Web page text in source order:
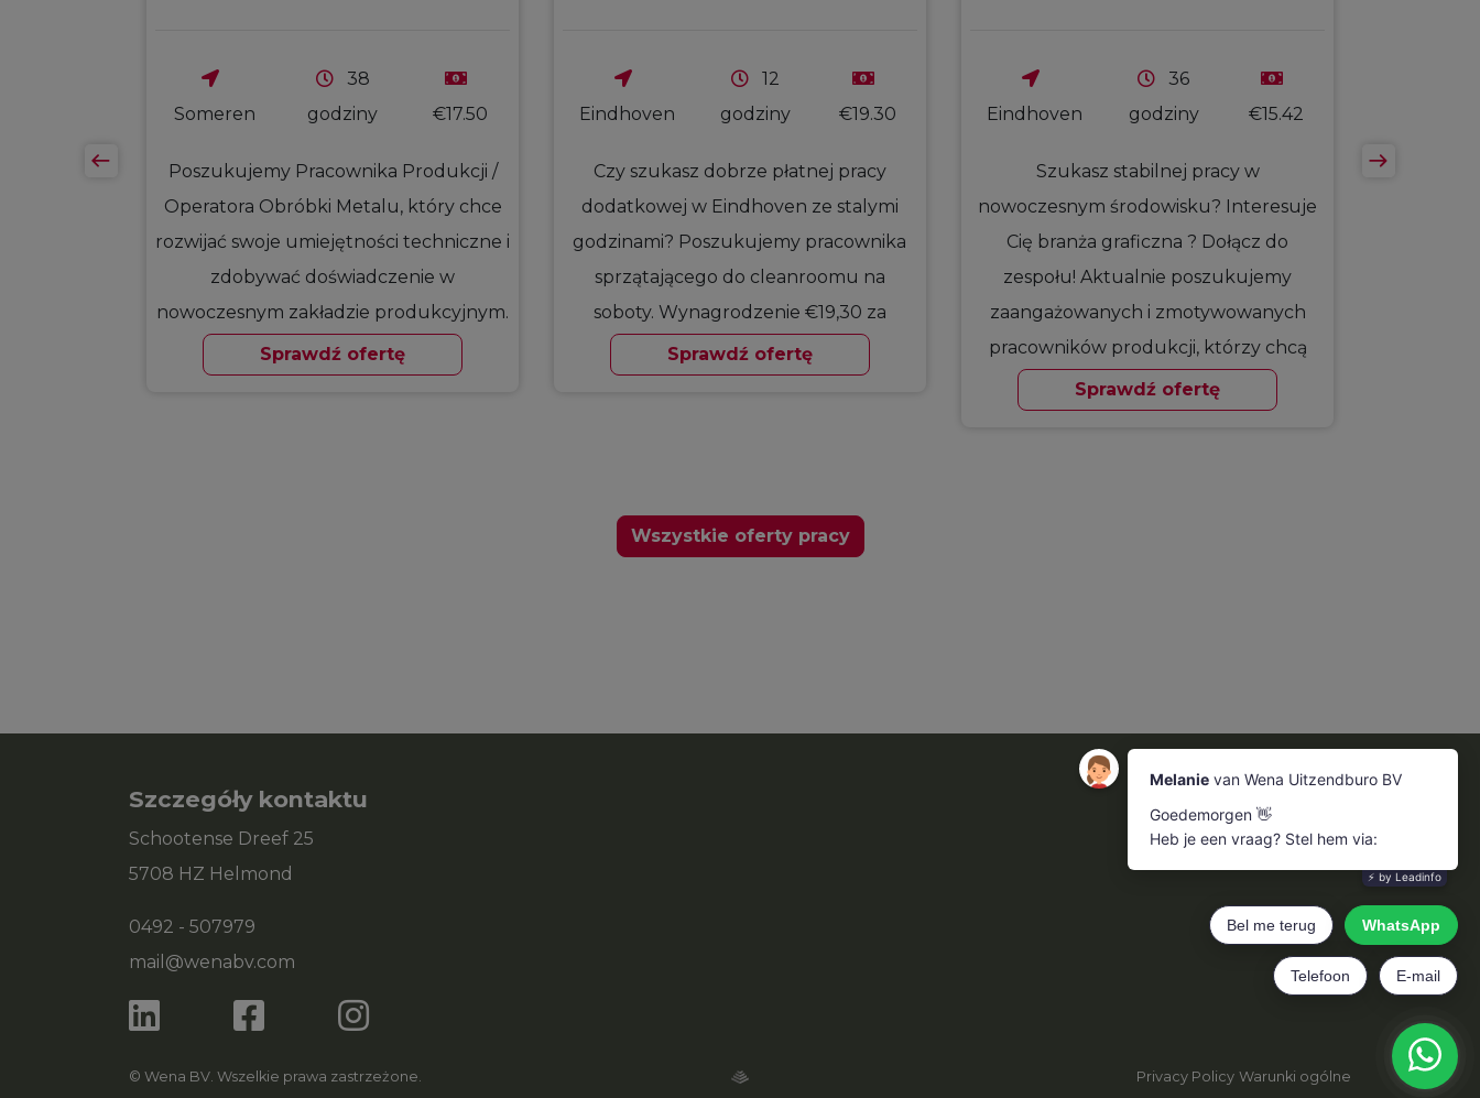
Someren
38
godziny
€17.50
Poszukujemy Pracownika Produkcji /
Operatora Obróbki Metalu, który chce
rozwijać swoje umiejętności techniczne i
zdobywać doświadczenie w
nowoczesnym zakładzie produkcyjnym.
Jeśli interesuje Cię obróbka…
Sprawdź ofertę
Eindhoven
12
godziny
€19.30
Czy szukasz dobrze płatnej pracy
dodatkowej w Eindhoven ze stalymi
godzinami? Poszukujemy pracownika
sprzątającego do cleanroomu na
soboty. Wynagrodzenie €19,30 za
godzinę.
Sprawdź ofertę
Eindhoven
36
godziny
€15.42
Szukasz stabilnej pracy w
nowoczesnym środowisku? Interesuje
Cię branża graficzna ? Dołącz do
zespołu! Aktualnie poszukujemy
zaangażowanych i zmotywowanych
pracowników produkcji, którzy chcą
pracować…
Sprawdź ofertę
pracownik
Wszystkie oferty pracy
Szczegóły kontaktu
Schootense Dreef 25
5708 HZ Helmond
0492 - 507979
mail@wenabv.com
© Wena BV. Wszelkie prawa zastrzeżone. Privacy Policy Warunki ogólne